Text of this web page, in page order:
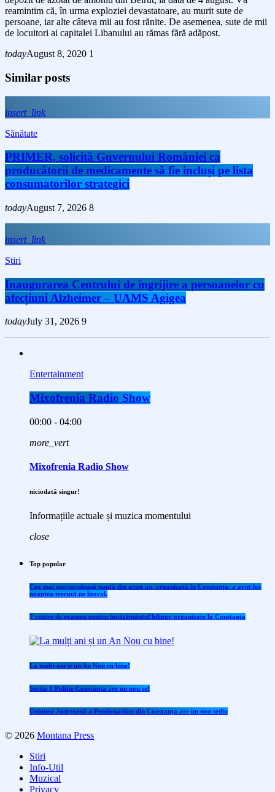
reamintim că, în urma exploziei devastatoare, au murit sute de
persoane, iar alte câteva mii au fost rănite. De asemenea, sute de mii
de locuitori ai capitalei Libanului au rămas fără adăpost.
todayAugust 8, 2020 1
Similar posts
insert_link
Sănătate
PRIMER, solicită Guvernului României ca
producătorii de medicamente să fie incluși pe lista
consumatorilor strategici
todayAugust 7, 2026 8
insert_link
Stiri
Inaugurarea Centrului de îngrijire a persoanelor cu
afecțiuni Alzheimer – UAMS Agigea
todayJuly 31, 2026 9
Entertainment
Mixofrenia Radio Show
00:00 - 04:00
more_vert
Mixofrenia Radio Show
niciodată singur!
Informațiile actuale și muzica momentului
close
Top popular
Cea mai spectaculoasă nuntă din acest an, organizată în Constanța, a avut loc
noaptea trecută pe litoral.
7 centre de examen pentru învăţământul bilingv organizate la Constanţa
La mulți ani și un An Nou cu bine!
Sectia 1 Politie Constanta are un nou sef
Uniunea Județeană a Pensionarilor din Constanța are un nou sediu
© 2026 Montana Press
Stiri
Info-Util
Muzical
Privacy